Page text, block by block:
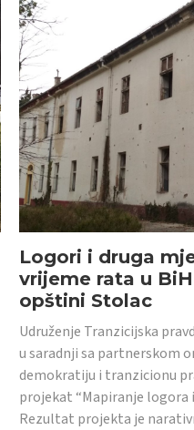
Logori i druga
vrijeme rata u
opštini Stolac
Udruženje Tranzicijska
u saradnji sa partnerskom
demokratiju i tranzicionu
projekat “Mapiranje logora
Rezultat projekta je